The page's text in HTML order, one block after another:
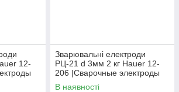
12-
Зварювальні електроди
РЦ-21 d 3мм 2 кг Hauer 12-
206 |Сварочные электроды
РЦ-21 d 3мм 2 кг Hauer
В наявності